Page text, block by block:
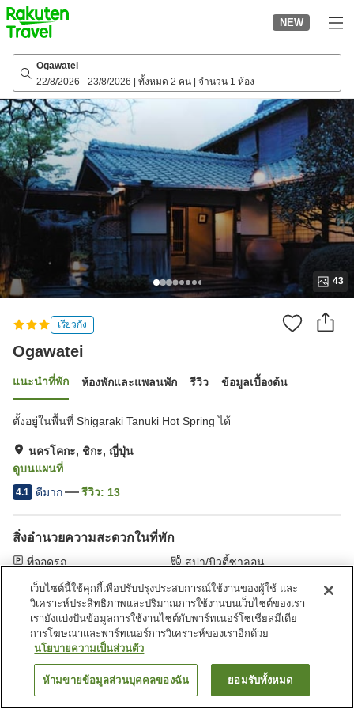
to
top
page
NEW
Ogawatei
22/8/2026 - 23/8/2026 ทั้งหมด 2 คน จำนวน 1 ห้อง
43
เรียวกัง
Ogawatei
แนะนำที่พัก ห้องพักและแพลนพัก รีวิว ข้อมูลเบื้องต้น
ตั้งอยู่ในพื้นที่ Shigaraki Tanuki Hot Spring ได้
นครโคกะ, ชิกะ, ญี่ปุ่น
ดูบนแผนที่
4.1 ดีมาก รีวิว: 13
สิ่งอำนวยความสะดวกในที่พัก
ที่จอดรถ
สปา/บิวตี้ซาลอน
หน้าแรก ญี่ปุ่น ชิกะ นครโคกะ Ogawatei
ค้นหาห้องพัก
เว็บไซต์นี้ใช้คุกกี้เพื่อปรับปรุงประสบการณ์ใช้งานของผู้ใช้ และ
วิเคราะห์ประสิทธิภาพและปริมาณการใช้งานบนเว็บไซต์ของเรา
เรายังแบ่งปันข้อมูลการใช้งานไซต์กับพาร์ทเนอร์โซเชียลมีเดีย
การโฆษณาและพาร์ทเนอร์การวิเคราะห์ของเราอีกด้วย
นโยบายความเป็นส่วนตัว
ห้ามขายข้อมูลส่วนบุคคลของฉัน ยอมรับทั้งหมด